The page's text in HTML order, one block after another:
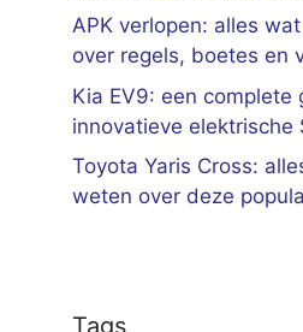
APK verlopen: alles
over regels, boetes en
Kia EV9: een complete
innovatieve elektrische
Toyota Yaris Cross:
weten over deze